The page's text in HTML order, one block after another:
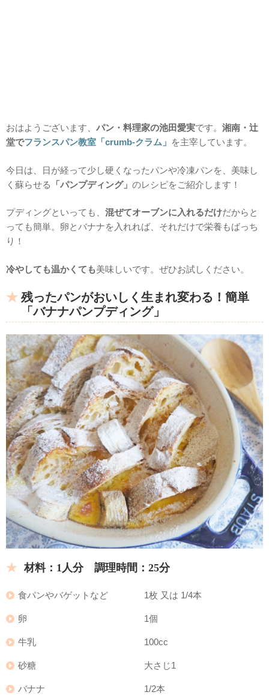
おはようございます、 パン・料理家の池田愛実です。 湘南・辻
堂でフランスパン教室「crumb-クラム」 を主宰しています。
今日は、日が経って少し硬くなったパンや冷凍パンを、美味し
く蘇らせる
「パンプディング」 のレシピをご紹介します！
プディングといっても、 混ぜてオーブンに入れるだけだからと
っても簡単。卵とバナナを入れれば、それだけで栄養もばっち
り！
冷やしても温かくても美味しいです。ぜひお試しください。
残ったパンがおいしく生まれ変わる！簡単
「バナナパンプディング」
材料：1人分 調理時間：25分
食パンやバゲットなど 1枚 又は 1/4本
卵 1個
牛乳 100cc
砂糖 大さじ1
バナナ 1/2本